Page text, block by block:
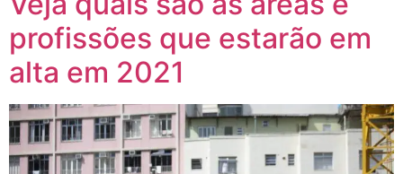
profissões que estarão em
alta em 2021